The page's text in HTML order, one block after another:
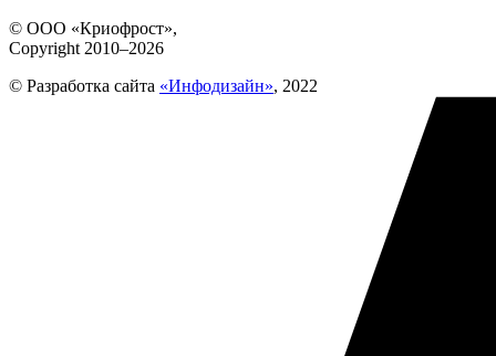
© ООО «Криофрост»,
Copyright 2010–2026
© Разработка сайта «Инфодизайн», 2022